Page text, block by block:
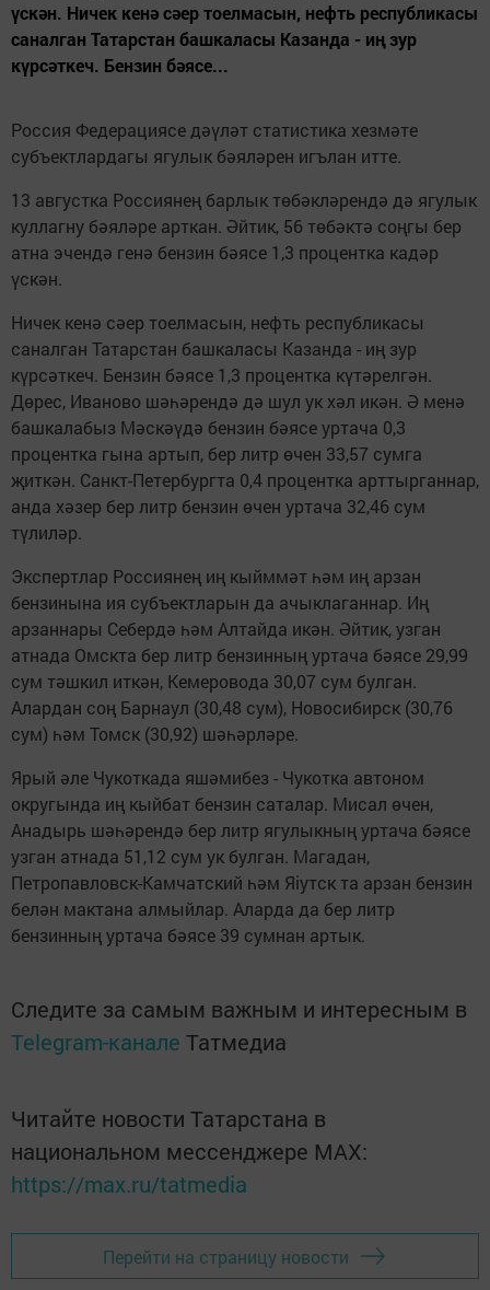
үскән. Ничек кенә сәер тоелмасын, нефть республикасы
саналган Татарстан башкаласы Казанда - иң зур
күрсәткеч. Бензин бәясе...
Россия Федерациясе дәүләт статистика хезмәте
субъектлардагы ягулык бәяләрен игълан итте.
13 августка Россиянең барлык төбәкләрендә дә ягулык
куллагну бәяләре арткан. Әйтик, 56 төбәктә соңгы бер
атна эчендә генә бензин бәясе 1,3 процентка кадәр
үскән.
Ничек кенә сәер тоелмасын, нефть республикасы
саналган Татарстан башкаласы Казанда - иң зур
күрсәткеч. Бензин бәясе 1,3 процентка күтәрелгән.
Дөрес, Иваново шәһәрендә дә шул ук хәл икән. Ә менә
башкалабыз Мәскәүдә бензин бәясе уртача 0,3
процентка гына артып, бер литр өчен 33,57 сумга
җиткән. Санкт-Петербургта 0,4 процентка арттырганнар,
анда хәзер бер литр бензин өчен уртача 32,46 сум
түлиләр.
Экспертлар Россиянең иң кыйммәт һәм иң арзан
бензинына ия субъектларын да ачыклаганнар. Иң
арзаннары Себердә һәм Алтайда икән. Әйтик, узган
атнада Омскта бер литр бензинның уртача бәясе 29,99
сум тәшкил иткән, Кемеровода 30,07 сум булган.
Алардан соң Барнаул (30,48 сум), Новосибирск (30,76
сум) һәм Томск (30,92) шәһәрләре.
Ярый әле Чукоткада яшәмибез - Чукотка автоном
округында иң кыйбат бензин саталар. Мисал өчен,
Анадырь шәһәрендә бер литр ягулыкның уртача бәясе
узган атнада 51,12 сум ук булган. Магадан,
Петропавловск-Камчатский һәм Яіутск та арзан бензин
белән мактана алмыйлар. Аларда да бер литр
бензинның уртача бәясе 39 сумнан артык.
Следите за самым важным и интересным в
Telegram-канале Татмедиа
Читайте новости Татарстана в
национальном мессенджере MАХ:
https://max.ru/tatmedia
Перейти на страницу новости